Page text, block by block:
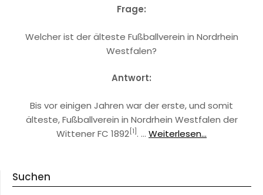
Frage:
Welcher ist der älteste Fußballverein in Nordrhein
Westfalen?
Antwort:
Bis vor einigen Jahren war der erste, und somit
älteste, Fußballverein in Nordrhein Westfalen der
Wittener FC 1892[1]. … Weiterlesen...
Suchen